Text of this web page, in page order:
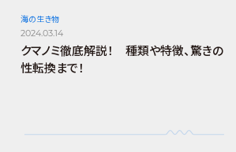
海の生き物
2024.03.14
クマノミ徹底解説！ 種類や特徴、驚きの
性転換まで！